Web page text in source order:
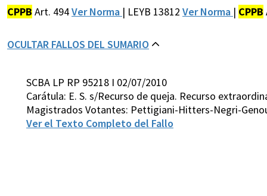
CPPB Art. 494Ver Norma | LEYB 13812 Ver Norma | CPPB
OCULTAR FALLOS DEL SUMARIO
SCBA LP RP 95218 I 02/07/2010
Carátula: E. S. s/Recurso de queja. Recurso
Magistrados Votantes: Pettigiani-Hitters-Negri-
Ver el Texto Completo del Fallo